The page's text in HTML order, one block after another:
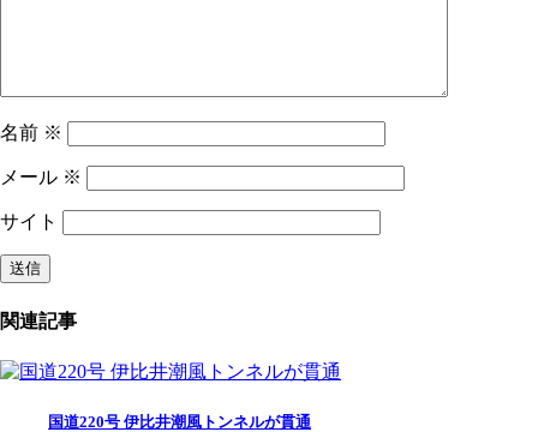
名前 ※
メール ※
サイト
関連記事
国道220号 伊比井潮風トンネルが貫通